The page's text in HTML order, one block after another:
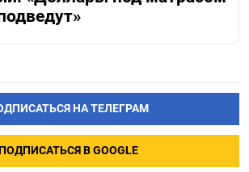
НА ТЕЛЕГРАМ
В GOOGLE